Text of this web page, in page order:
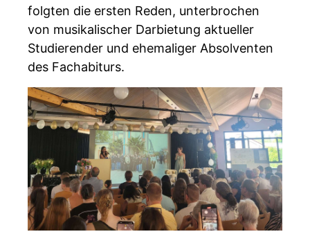
folgten die ersten Reden, unterbrochen
von musikalischer Darbietung aktueller
Studierender und ehemaliger Absolventen
des Fachabiturs.